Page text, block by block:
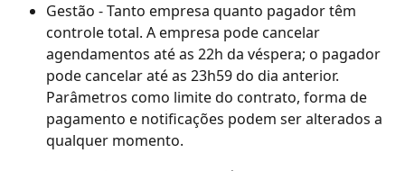
Gestão - Tanto empresa quanto pagador têm
controle total. A empresa pode cancelar
agendamentos até as 22h da véspera; o pagador
pode cancelar até as 23h59 do dia anterior.
Parâmetros como limite do contrato, forma de
pagamento e notificações podem ser alterados a
qualquer momento.